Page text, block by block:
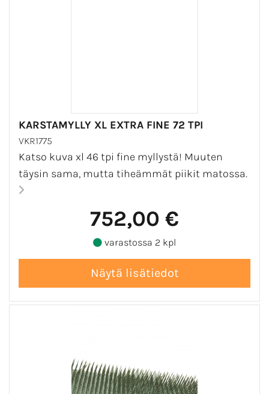
KARSTAMYLLY XL EXTRA FINE 72 TPI
VKR1775
Katso kuva xl 46 tpi fine myllystä! Muuten
täysin sama, mutta tiheämmät piikit matossa.
752,00 €
varastossa 2 kpl